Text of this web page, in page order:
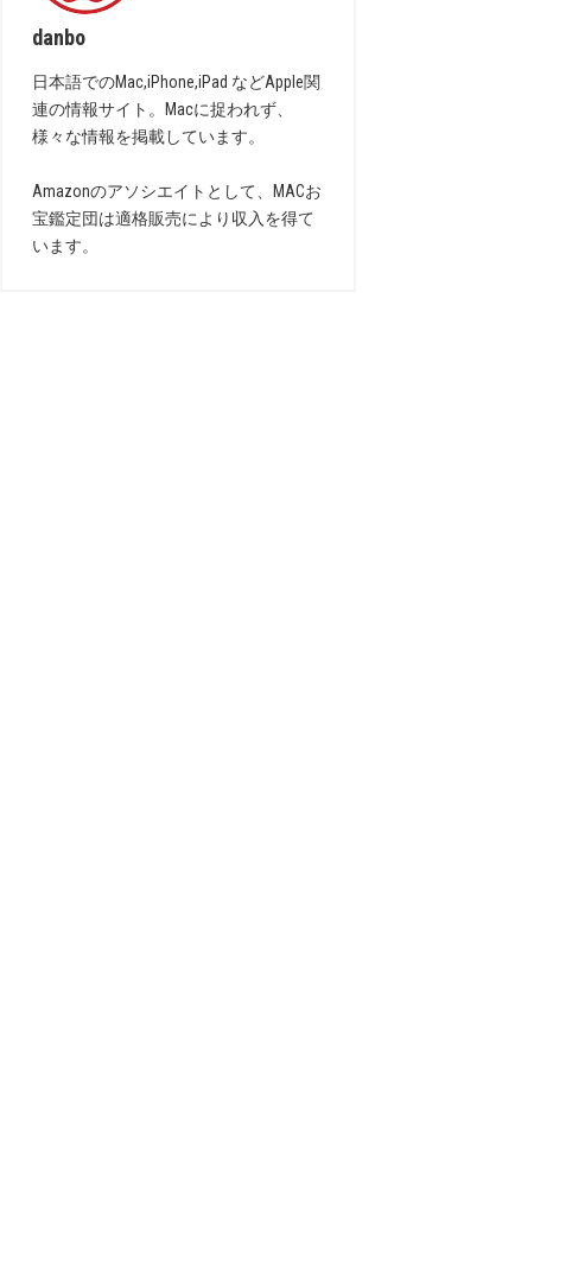
danbo
日本語でのMac,iPhone,iPad などApple関
連の情報サイト。Macに捉われず、
様々な情報を掲載しています。
Amazonのアソシエイトとして、MACお
宝鑑定団は適格販売により収入を得て
います。